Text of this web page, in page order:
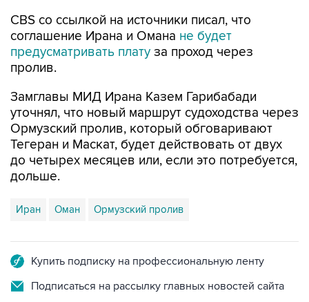
CBS со ссылкой на источники писал, что
соглашение Ирана и Омана не будет
предусматривать плату за проход через
пролив.
Замглавы МИД Ирана Казем Гарибабади
уточнял, что новый маршрут судоходства через
Ормузский пролив, который обговаривают
Тегеран и Маскат, будет действовать от двух
до четырех месяцев или, если это потребуется,
дольше.
Иран Оман Ормузский пролив
Купить подписку на профессиональную ленту
Подписаться на рассылку главных новостей сайта